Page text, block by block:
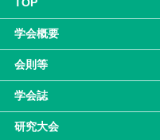
学会概要
会則等
学会誌
研究大会